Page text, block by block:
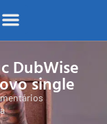
DubWise
single